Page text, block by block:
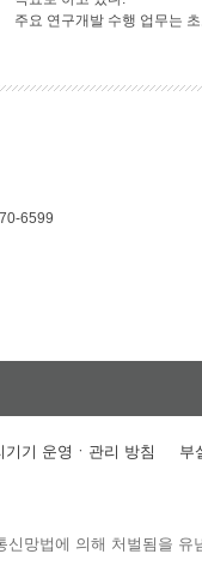
주요 연구개발 수행 업무는
6599
기기 운영ㆍ관리 방침 부
망법에 의해 처벌됨을 유